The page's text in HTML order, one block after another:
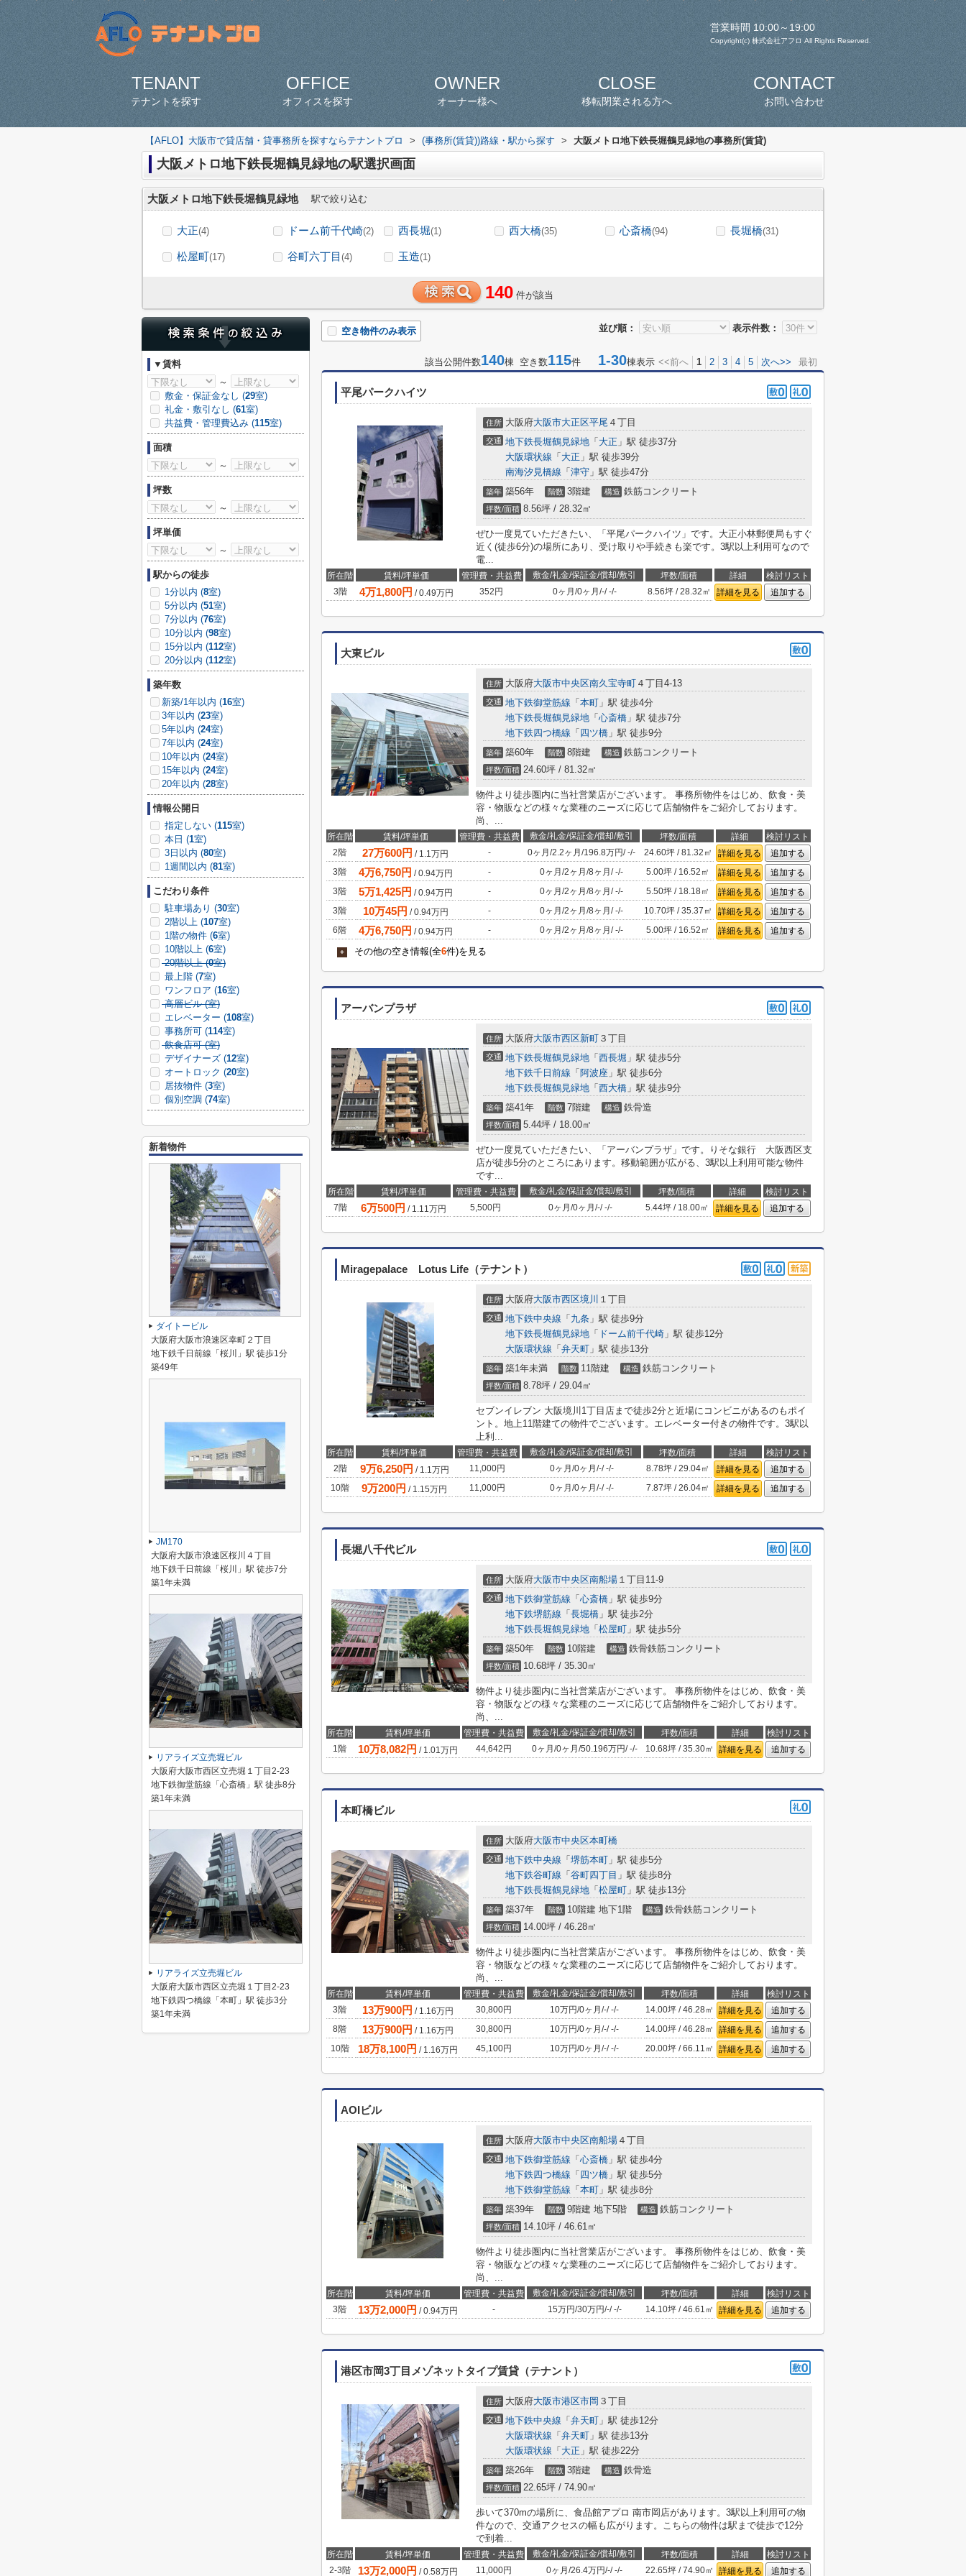
営業時間 10:00～19:00
Copyright(c) 株式会社アフロ All Rights Reserved.
TENANT
テナントを探す
OFFICE
オフィスを探す
OWNER
オーナー様へ
CLOSE
移転閉業される方へ
CONTACT
お問い合わせ
【AFLO】大阪市で貸店舗・貸事務所を探すならテナントプロ > (事務所(賃貸))路線・駅から探す > 大阪メトロ地下鉄長堀鶴見緑地の事務所(賃貸)
大阪メトロ地下鉄長堀鶴見緑地の駅選択画面
大阪メトロ地下鉄長堀鶴見緑地 駅で絞り込む
大正(4) ドーム前千代崎(2) 西長堀(1) 西大橋(35) 心斎橋(94) 長堀橋(31)
松屋町(17) 谷町六丁目 (4) 玉造(1)
140 件が該当
並び順： 表示件数：
空き物件のみ表示
該当公開件数140棟 空き数115件 1-30棟表示 <<前へ 1 2 3 4 5 次へ>> 最初
平尾パークハイツ
住所 大阪府大阪市大正区平尾 ４丁目
交通 地下鉄長堀鶴見緑地 「 大正 」駅 徒歩37分
大阪環状線 「 大正 」駅 徒歩39分
南海汐見橋線 「 津守 」駅 徒歩47分
築年 築56年 階数 3階建 構造 鉄筋コンクリート
坪数/面積 8.56坪 / 28.32㎡
ぜひ一度見ていただきたい、「平尾パークハイツ」です。大正小林郵便局もすぐ
近く(徒歩6分)の場所にあり、受け取りや手続きも楽です。3駅以上利用可なので
電...
所在階 賃料/坪単価 管理費・共益費 敷金/礼金/保証金/償却/敷引 坪数/面積 詳細
検討リスト
3階
4万1,800円 /0.49万円 352円 0ヶ月 /0ヶ月 /-/-/- 8.56坪 / 28.32㎡ 詳細を見る 追加する
大東ビル
住所 大阪府大阪市中央区南久宝寺町 ４丁目4-13
交通 地下鉄御堂筋線 「 本町 」駅 徒歩4分
地下鉄長堀鶴見緑地 「 心斎橋 」駅 徒歩7分
地下鉄四つ橋線 「 四ツ橋 」駅 徒歩9分
築年 築60年 階数 8階建 構造 鉄筋コンクリート
坪数/面積 24.60坪 / 81.32㎡
物件より徒歩圏内に当社営業店がございます。 事務所物件をはじめ、飲食・美
容・物販などの様々な業種のニーズに応じて店舗物件をご紹介しております。
尚、...
所在階 賃料/坪単価 管理費・共益費 敷金/礼金/保証金/償却/敷引 坪数/面積 詳細
検討リスト
2階
27万600円 / 1.1万円 - 0ヶ月 /2.2ヶ月 /196.8万円/-/- 24.60坪 / 81.32㎡ 詳細を見る
追加する
3階
4万6,750円 /0.94万円 - 0ヶ月 /2ヶ月 /8ヶ月 /-/- 5.00坪 / 16.52㎡ 詳細を見る
追加する
3階
5万1,425円 /0.94万円 - 0ヶ月 /2ヶ月 /8ヶ月 /-/- 5.50坪 / 18.18㎡ 詳細を見る
追加する
3階
10万45円 /0.94万円 - 0ヶ月 /2ヶ月 /8ヶ月 /-/- 10.70坪 / 35.37㎡ 詳細を見る
追加する
6階
4万6,750円 /0.94万円 - 0ヶ月 /2ヶ月 /8ヶ月 /-/- 5.00坪 / 16.52㎡ 詳細を見る 追加する
+ その他の空き情報(全6件)を見る
アーバンプラザ
住所 大阪府大阪市西区新町 ３丁目
交通 地下鉄長堀鶴見緑地 「 西長堀 」駅 徒歩5分
地下鉄千日前線 「 阿波座 」駅 徒歩6分
地下鉄長堀鶴見緑地 「 西大橋 」駅 徒歩9分
築年 築41年 階数 7階建 構造 鉄骨造
坪数/面積 5.44坪 / 18.00㎡
ぜひ一度見ていただきたい、「アーバンプラザ」です。りそな銀行 大阪西区支
店が徒歩5分のところにあります。移動範囲が広がる、3駅以上利用可能な物件
です...
所在階 賃料/坪単価 管理費・共益費 敷金/礼金/保証金/償却/敷引 坪数/面積 詳細
検討リスト
7階
6万500円 / 1.11万円 5,500円 0ヶ月 /0ヶ月 /-/-/- 5.44坪 / 18.00㎡ 詳細を見る 追加する
Miragepalace Lotus Life（テナント）
住所 大阪府大阪市西区境川 １丁目
交通 地下鉄中央線 「 九条 」駅 徒歩9分
地下鉄長堀鶴見緑地 「 ドーム前千代崎 」駅 徒歩12分
大阪環状線 「 弁天町 」駅 徒歩13分
築年 築1年未満 階数 11階建 構造 鉄筋コンクリート
坪数/面積 8.78坪 / 29.04㎡
セブンイレブン 大阪境川1丁目店まで徒歩2分と近場にコンビニがあるのもポイ
ント。地上11階建ての物件でございます。エレベーター付きの物件です。3駅以
上利...
所在階 賃料/坪単価 管理費・共益費 敷金/礼金/保証金/償却/敷引 坪数/面積 詳細
検討リスト
2階
9万6,250円 / 1.1万円 11,000円 0ヶ月 /0ヶ月 /-/-/- 8.78坪 / 29.04㎡ 詳細を見る
追加する
10階
9万200円 / 1.15万円 11,000円 0ヶ月 /0ヶ月 /-/-/- 7.87坪 / 26.04㎡ 詳細を見る 追加する
長堀八千代ビル
住所 大阪府大阪市中央区南船場 １丁目11-9
交通 地下鉄御堂筋線 「 心斎橋 」駅 徒歩9分
地下鉄堺筋線 「 長堀橋 」駅 徒歩2分
地下鉄長堀鶴見緑地 「 松屋町 」駅 徒歩5分
築年 築50年 階数 10階建 構造 鉄骨鉄筋コンクリート
坪数/面積 10.68坪 / 35.30㎡
物件より徒歩圏内に当社営業店がございます。 事務所物件をはじめ、飲食・美
容・物販などの様々な業種のニーズに応じて店舗物件をご紹介しております。
尚、...
所在階 賃料/坪単価 管理費・共益費 敷金/礼金/保証金/償却/敷引 坪数/面積 詳細
検討リスト
1階
10万8,082円 / 1.01万円 44,642円 0ヶ月 /0ヶ月 /50.196万円/-/- 10.68坪 / 35.30㎡ 詳細を見る 追加する
本町橋ビル
住所 大阪府大阪市中央区本町橋
交通 地下鉄中央線 「 堺筋本町 」駅 徒歩5分
地下鉄谷町線 「 谷町四丁目 」駅 徒歩8分
地下鉄長堀鶴見緑地 「 松屋町 」駅 徒歩13分
築年 築37年 階数 10階建 地下1階 構造 鉄骨鉄筋コンクリート
坪数/面積 14.00坪 / 46.28㎡
物件より徒歩圏内に当社営業店がございます。 事務所物件をはじめ、飲食・美
容・物販などの様々な業種のニーズに応じて店舗物件をご紹介しております。
尚、...
所在階 賃料/坪単価 管理費・共益費 敷金/礼金/保証金/償却/敷引 坪数/面積 詳細
検討リスト
3階
13万900円 / 1.16万円 30,800円 10万円/0ヶ月 /-/-/- 14.00坪 / 46.28㎡ 詳細を見る
追加する
8階
13万900円 / 1.16万円 30,800円 10万円/0ヶ月 /-/-/- 14.00坪 / 46.28㎡ 詳細を見る
追加する
10階
18万8,100円 / 1.16万円 45,100円 10万円/0ヶ月 /-/-/- 20.00坪 / 66.11㎡ 詳細を見る 追加する
AOIビル
住所 大阪府大阪市中央区南船場 ４丁目
交通 地下鉄御堂筋線 「 心斎橋 」駅 徒歩4分
地下鉄四つ橋線 「 四ツ橋 」駅 徒歩5分
地下鉄御堂筋線 「 本町 」駅 徒歩8分
築年 築39年 階数 9階建 地下5階 構造 鉄筋コンクリート
坪数/面積 14.10坪 / 46.61㎡
物件より徒歩圏内に当社営業店がございます。 事務所物件をはじめ、飲食・美
容・物販などの様々な業種のニーズに応じて店舗物件をご紹介しております。
尚、...
所在階 賃料/坪単価 管理費・共益費 敷金/礼金/保証金/償却/敷引 坪数/面積 詳細
検討リスト
3階
13万2,000円 /0.94万円 - 15万円/30万円/-/-/- 14.10坪 / 46.61㎡ 詳細を見る 追加する
港区市岡3丁目メゾネットタイプ賃貸（テナント）
住所 大阪府大阪市港区市岡 ３丁目
交通 地下鉄中央線 「 弁天町 」駅 徒歩12分
大阪環状線 「 弁天町 」駅 徒歩13分
大阪環状線 「 大正 」駅 徒歩22分
築年 築26年 階数 3階建 構造 鉄骨造
坪数/面積 22.65坪 / 74.90㎡
歩いて370mの場所に、食品館アプロ 南市岡店があります。3駅以上利用可の物
件なので、交通アクセスの幅も広がります。こちらの物件は駅まで徒歩で12分
で到着...
所在階 賃料/坪単価 管理費・共益費 敷金/礼金/保証金/償却/敷引 坪数/面積 詳細
検討リスト
2-3階
13万2,000円 /0.58万円 11,000円 0ヶ月 /26.4万円/-/-/- 22.65坪 / 74.90㎡ 詳細を見る 追加する
▼賃料
～
敷金・保証金なし (29室)
礼金・敷引なし (61室)
共益費・管理費込み (115室)
面積
～
坪数
～
坪単価
～
駅からの徒歩
1分以内 (8室)
5分以内 (51室)
7分以内 (76室)
10分以内 (98室)
15分以内 (112室)
20分以内 (112室)
築年数
新築/1年以内 (16室)
3年以内 (23室)
5年以内 (24室)
7年以内 (24室)
10年以内 (24室)
15年以内 (24室)
20年以内 (28室)
情報公開日
指定しない (115室)
本日 (1室)
3日以内 (80室)
1週間以内 (81室)
こだわり条件
駐車場あり (30室)
2階以上 (107室)
1階の物件 (6室)
10階以上 (6室)
20階以上 (0室)
最上階 (7室)
ワンフロア (16室)
高層ビル (室)
エレベーター (108室)
事務所可 (114室)
飲食店可 (室)
デザイナーズ (12室)
オートロック (20室)
居抜物件 (3室)
個別空調 (74室)
新着物件
ダイトービル
大阪府大阪市浪速区幸町２丁目
地下鉄千日前線「桜川」駅 徒歩1分
築49年
JM170
大阪府大阪市浪速区桜川４丁目
地下鉄千日前線「桜川」駅 徒歩7分
築1年未満
リアライズ立売堀ビル
大阪府大阪市西区立売堀１丁目2-23
地下鉄御堂筋線「心斎橋」駅 徒歩8分
築1年未満
リアライズ立売堀ビル
大阪府大阪市西区立売堀１丁目2-23
地下鉄四つ橋線「本町」駅 徒歩3分
築1年未満